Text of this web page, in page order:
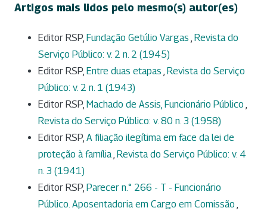
Artigos mais lidos pelo mesmo(s) autor(es)
Editor RSP, Fundação Getúlio Vargas , Revista do
Serviço Público: v. 2 n. 2 (1945)
Editor RSP, Entre duas etapas , Revista do Serviço
Público: v. 2 n. 1 (1943)
Editor RSP, Machado de Assis, Funcionário Público ,
Revista do Serviço Público: v. 80 n. 3 (1958)
Editor RSP, A filiação ilegítima em face da lei de
proteção à família, Revista do Serviço Público: v. 4
n. 3 (1941)
Editor RSP, Parecer n.° 266 - T - Funcionário
Público. Aposentadoria em Cargo em Comissão ,